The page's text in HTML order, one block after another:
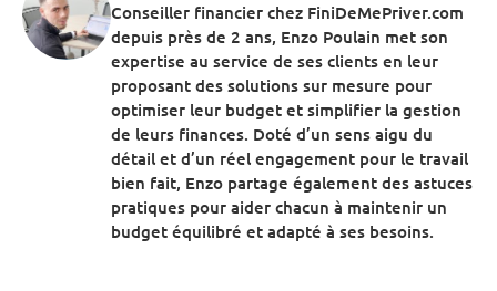
Conseiller financier chez FiniDeMePriver.com
depuis près de 2 ans, Enzo Poulain met son
expertise au service de ses clients en leur
proposant des solutions sur mesure pour
optimiser leur budget et simplifier la gestion
de leurs finances. Doté d’un sens aigu du
détail et d’un réel engagement pour le travail
bien fait, Enzo partage également des astuces
pratiques pour aider chacun à maintenir un
budget équilibré et adapté à ses besoins.